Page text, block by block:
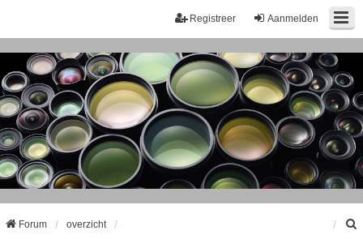
Aanmelden
Registreer
Forum overzicht